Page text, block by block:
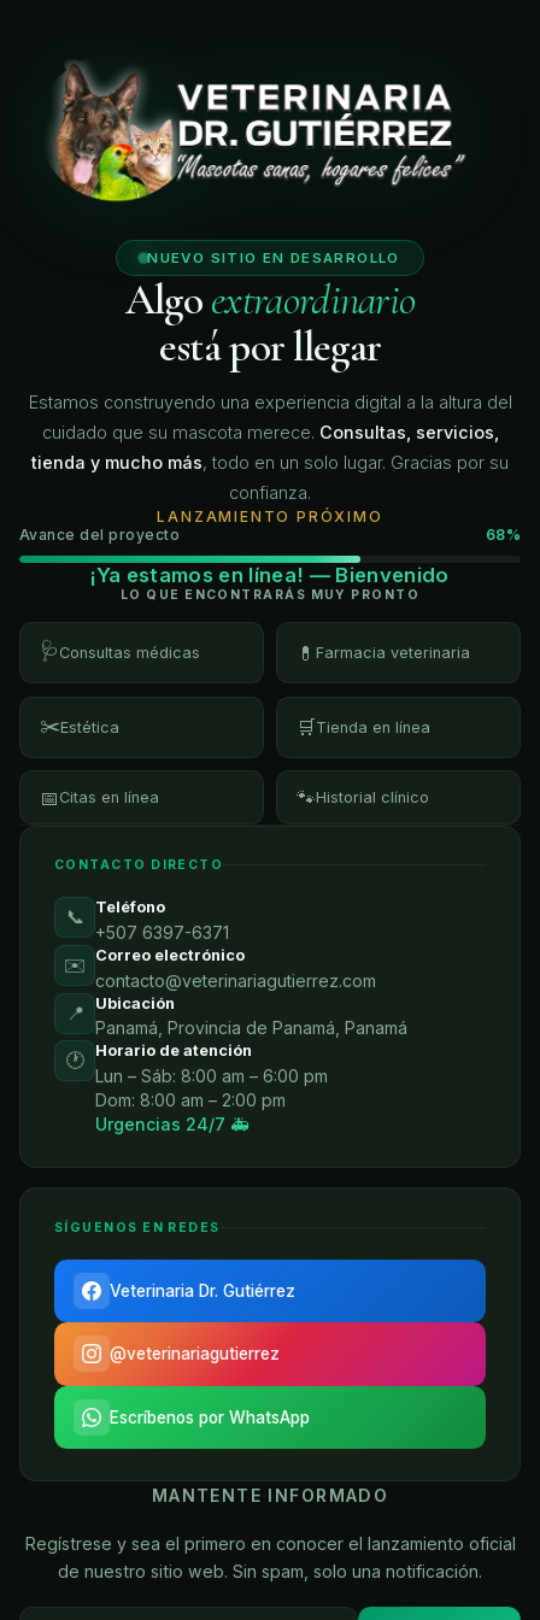
NUEVO SITIO EN DESARROLLO
Algoextraordinario
está por llegar
Estamos construyendo una experiencia digital a la altura del
cuidado que su mascota merece. Consultas, servicios,
tienda y mucho más, todo en un solo lugar. Gracias por su
confianza.
LANZAMIENTO PRÓXIMO
Avance del proyecto
68%
¡Ya estamos en línea! — Bienvenido
LO QUE ENCONTRARÁS MUY PRONTO
🩺 Consultas médicas 💊 Farmacia veterinaria
✂️Estética 🛒Tienda en línea
📅 Citas en línea 🐾Historial clínico
CONTACTO DIRECTO
📞 Teléfono
+507 6397-6371
✉️ Correo electrónico
contacto@veterinariagutierrez.com
📍 Ubicación
Panamá, Provincia de Panamá, Panamá
🕐 Horario de atención
Lun – Sáb: 8:00 am – 6:00 pm
Dom: 8:00 am – 2:00 pm
Urgencias 24/7 🚑
SÍGUENOS EN REDES
Veterinaria Dr. Gutiérrez
@veterinariagutierrez
Escríbenos por WhatsApp
MANTENTE INFORMADO
Regístrese y sea el primero en conocer el lanzamiento oficial
de nuestro sitio web. Sin spam, solo una notificación.